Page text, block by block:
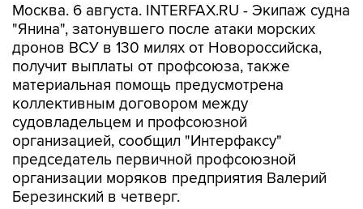
Москва. 6 августа. INTERFAX.RU - Экипаж судна
"Янина", затонувшего после атаки морских
дронов ВСУ в 130 милях от Новороссийска,
получит выплаты от профсоюза, также
материальная помощь предусмотрена
коллективным договором между
судовладельцем и профсоюзной
организацией, сообщил "Интерфаксу"
председатель первичной профсоюзной
организации моряков предприятия Валерий
Березинский в четверг.